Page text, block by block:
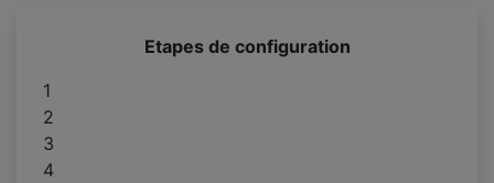
Etapes de configuration
1
2
3
4